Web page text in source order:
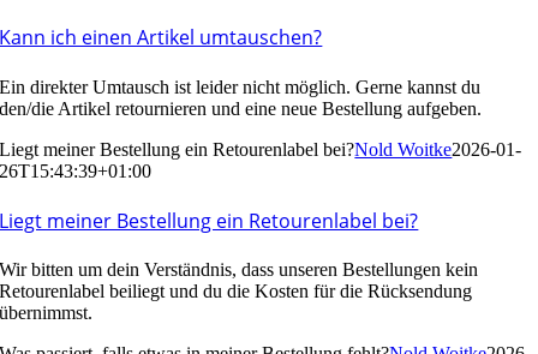
Kann ich einen Artikel umtauschen?
Ein direkter Umtausch ist leider nicht möglich. Gerne kannst du
den/die Artikel retournieren und eine neue Bestellung aufgeben.
Liegt meiner Bestellung ein Retourenlabel bei?Nold Woitke2026-01-
26T15:43:39+01:00
Liegt meiner Bestellung ein Retourenlabel bei?
Wir bitten um dein Verständnis, dass unseren Bestellungen kein
Retourenlabel beiliegt und du die Kosten für die Rücksendung
übernimmst.